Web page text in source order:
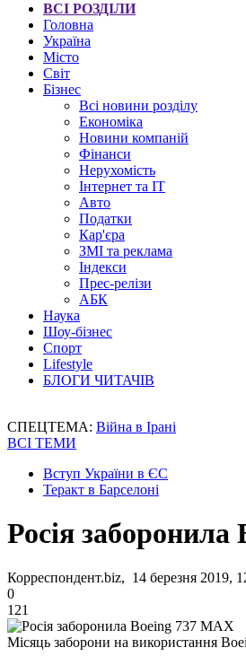
ВСІ РОЗДІЛИ
Головна
Україна
Місто
Світ
Бізнес
Всі новини розділу
Економіка
Новини компаній
Фінанси
Нерухомість
Інтернет та IT
Авто
Податки
Кар'єра
ЗМІ та реклама
Індекси
Прес-релізи
АБК
Наука
Шоу-бізнес
Спорт
Lifestyle
БЛОГИ ЧИТАЧІВ
СПЕЦТЕМА: Війна в Ірані
ВСІ ТЕМИ
Вступ України в ЄС
Теракт в Барселоні
Росія
Корреспондент.biz, 14 березня 2019,
0
121
Місяць заборони на використання